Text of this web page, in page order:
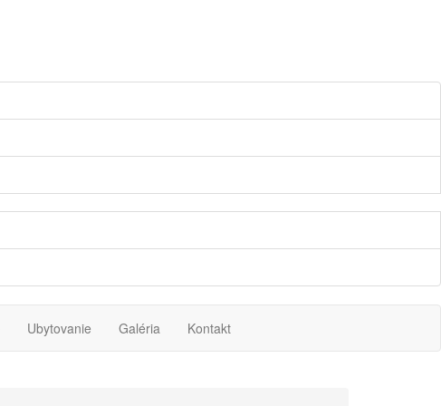
Ubytovanie Galéria Kontakt